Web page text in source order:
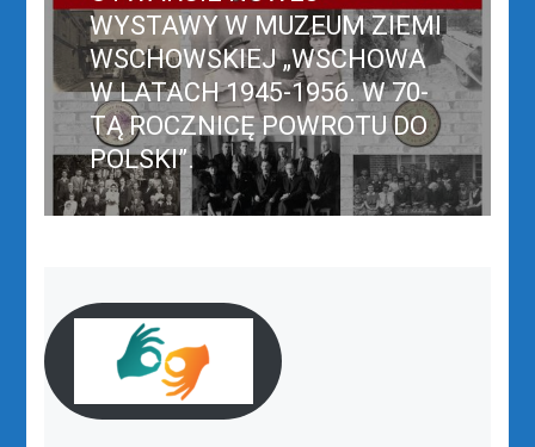
wpis:
WYSTAWY W MUZEUM ZIEMI
WSCHOWSKIEJ „WSCHOWA
W LATACH 1945-1956. W 70-
TĄ ROCZNICĘ POWROTU DO
POLSKI”.